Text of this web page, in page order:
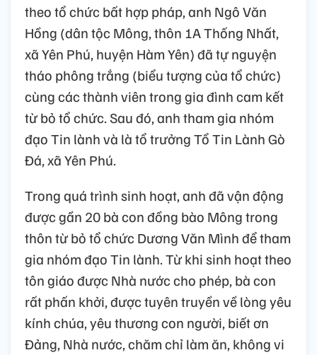
theo tổ chức bất hợp pháp, anh Ngô Văn
Hồng (dân tộc Mông, thôn 1A Thống Nhất,
xã Yên Phú, huyện Hàm Yên) đã tự nguyện
tháo phông trắng (biểu tượng của tổ chức)
cùng các thành viên trong gia đình cam kết
từ bỏ tổ chức. Sau đó, anh tham gia nhóm
đạo Tin lành và là tổ trưởng Tổ Tin Lành Gò
Đá, xã Yên Phú.
Trong quá trình sinh hoạt, anh đã vận động
được gần 20 bà con đồng bào Mông trong
thôn từ bỏ tổ chức Dương Văn Mình để tham
gia nhóm đạo Tin lành. Từ khi sinh hoạt theo
tôn giáo được Nhà nước cho phép, bà con
rất phấn khởi, được tuyên truyền về lòng yêu
kính chúa, yêu thương con người, biết ơn
Đảng, Nhà nước, chăm chỉ làm ăn, không vi